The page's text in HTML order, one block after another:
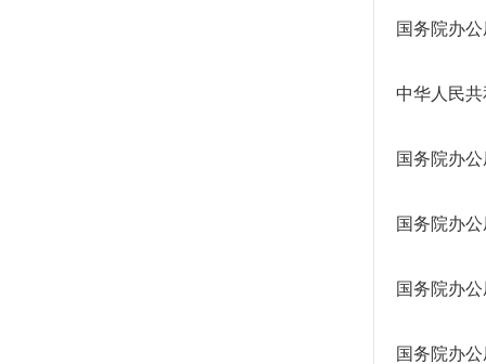
国务院办
中华人民
国务院办
国务院办
国务院办
国务院办